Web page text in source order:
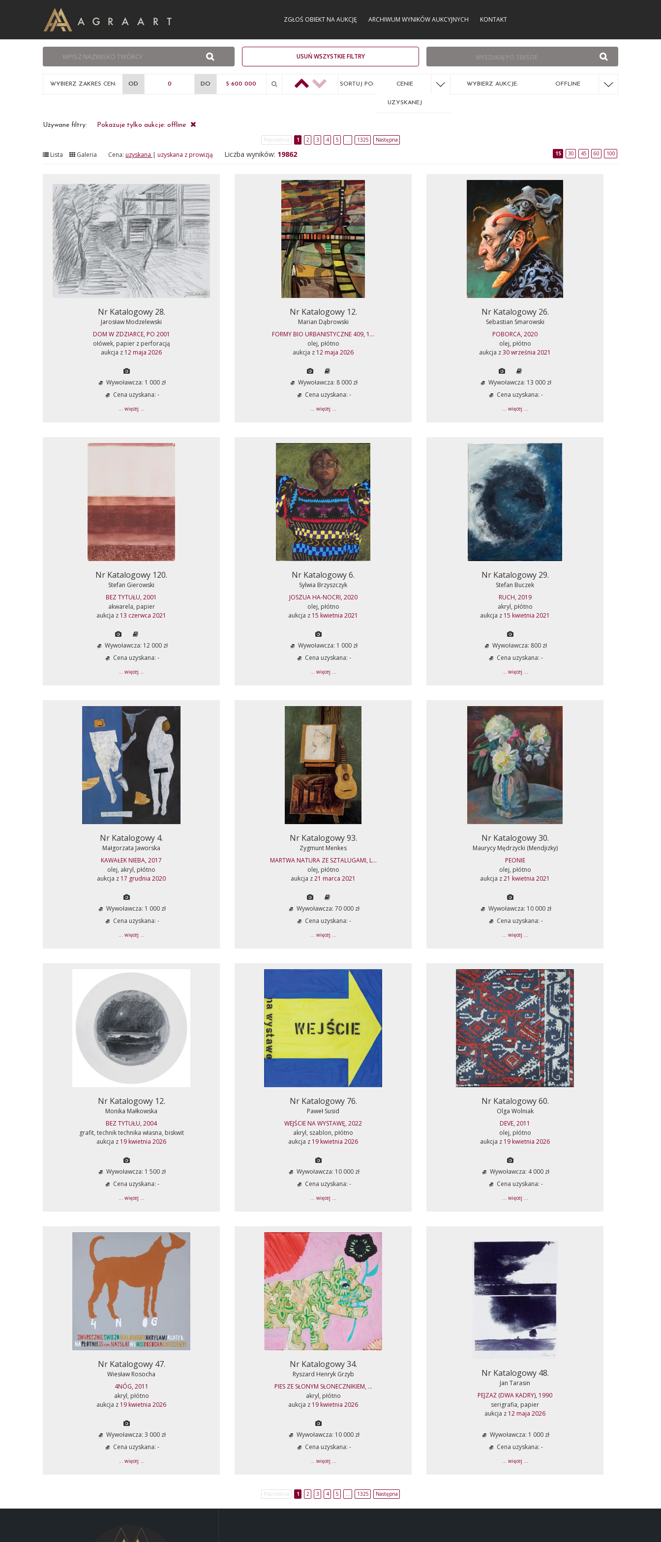
ZGŁOŚ OBIEKT NA AUKCJĘ ARCHIWUM WYNIKÓW AUKCYJNYCH KONTAKT
USUŃ WSZYSTKIE FILTRY
WYBIERZ ZAKRES CEN: OD DO SORTUJ PO: CENIE
UZYSKANEJ
WYBIERZ AUKCJE: OFFLINE
Używane filtry: Pokazuje tylko aukcje: offline
Poprzednia 1 2 3 4 5 … 1325 Następna
Lista Galeria Cena: uzyskana | uzyskana z prowizją Liczba wyników: 19862 15 30 45 60 100
Nr Katalogowy 28.
Jarosław Modzelewski
DOM W ZDZIARCE, PO 2001
ołówek, papier z perforacją
aukcja z 12 maja 2026
Wywoławcza: 1 000 zł
Cena uzyskana: -
... więcej ...
Nr Katalogowy 12.
Marian Dąbrowski
FORMY BIO URBANISTYCZNE 409, 1...
olej, płótno
aukcja z 12 maja 2026
Wywoławcza: 8 000 zł
Cena uzyskana: -
... więcej ...
Nr Katalogowy 26.
Sebastian Smarowski
POBORCA, 2020
olej, płótno
aukcja z30 września 2021
Wywoławcza: 13 000 zł
Cena uzyskana: -
... więcej ...
Nr Katalogowy 120.
Stefan Gierowski
BEZ TYTUŁU, 2001
akwarela, papier
aukcja z 13 czerwca 2021
Wywoławcza: 12 000 zł
Cena uzyskana: -
... więcej ...
Nr Katalogowy 6.
Sylwia Brzyszczyk
JOSZUA HA-NOCRI, 2020
olej, płótno
aukcja z 15 kwietnia 2021
Wywoławcza: 1 000 zł
Cena uzyskana: -
... więcej ...
Nr Katalogowy 29.
Stefan Buczek
RUCH, 2019
akryl, płótno
aukcja z 15 kwietnia 2021
Wywoławcza: 800 zł
Cena uzyskana: -
... więcej ...
Nr Katalogowy 4.
Małgorzata Jaworska
KAWAŁEK NIEBA, 2017
olej, akryl, płótno
aukcja z 17 grudnia 2020
Wywoławcza: 1 000 zł
Cena uzyskana: -
... więcej ...
Nr Katalogowy 93.
Zygmunt Menkes
MARTWA NATURA ZE SZTALUGAMI, L...
olej, płótno
aukcja z21 marca 2021
Wywoławcza: 70 000 zł
Cena uzyskana: -
... więcej ...
Nr Katalogowy 30.
Maurycy Mędrzycki (Mendjizky)
PEONIE
olej, płótno
aukcja z21 kwietnia 2021
Wywoławcza: 10 000 zł
Cena uzyskana: -
... więcej ...
Nr Katalogowy 12.
Monika Małkowska
BEZ TYTUŁU, 2004
grafit, technik technika własna, biskwit
aukcja z 19 kwietnia 2026
Wywoławcza: 1 500 zł
Cena uzyskana: -
... więcej ...
Nr Katalogowy 76.
Paweł Susid
WEJŚCIE NA WYSTAWĘ, 2022
akryl, szablon, płótno
aukcja z 19 kwietnia 2026
Wywoławcza: 10 000 zł
Cena uzyskana: -
... więcej ...
Nr Katalogowy 60.
Olga Wolniak
DEVE, 2011
olej, płótno
aukcja z 19 kwietnia 2026
Wywoławcza: 4 000 zł
Cena uzyskana: -
... więcej ...
Nr Katalogowy 47.
Wiesław Rosocha
4NÓG, 2011
akryl, płótno
aukcja z 19 kwietnia 2026
Wywoławcza: 3 000 zł
Cena uzyskana: -
... więcej ...
Nr Katalogowy 34.
Ryszard Henryk Grzyb
PIES ZE SŁONYM SŁONECZNIKIEM, ...
akryl, płótno
aukcja z 19 kwietnia 2026
Wywoławcza: 10 000 zł
Cena uzyskana: -
... więcej ...
Nr Katalogowy 48.
Jan Tarasin
PEJZAŻ (DWA KADRY), 1990
serigrafia, papier
aukcja z 12 maja 2026
Wywoławcza: 1 000 zł
Cena uzyskana: -
... więcej ...
Poprzednia 1 2 3 4 5 … 1325 Następna